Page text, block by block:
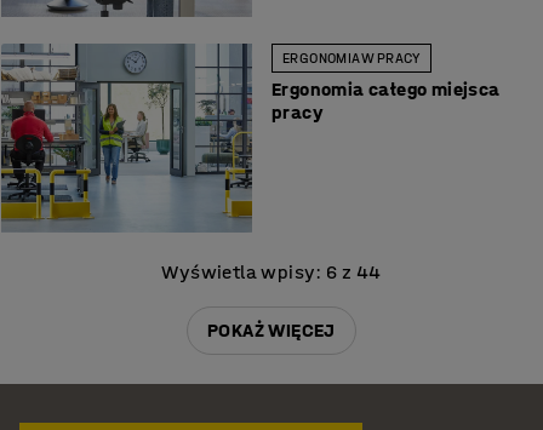
ERGONOMIA W PRACY
Ergonomia całego miejsca
pracy
Wyświetla wpisy: 6 z 44
POKAŻ WIĘCEJ